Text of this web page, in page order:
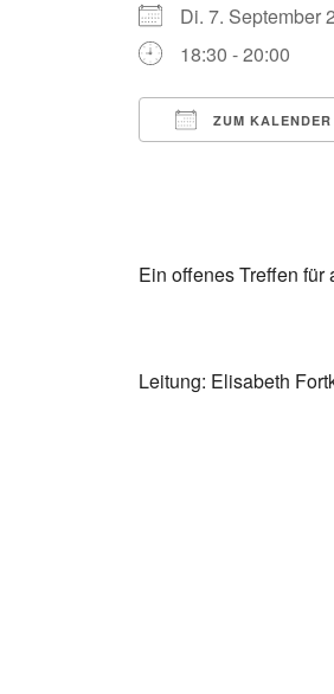
Di. 7. September
18:30 - 20:00
ZUM
Ein offenes Treffen
Leitung: Elisabeth